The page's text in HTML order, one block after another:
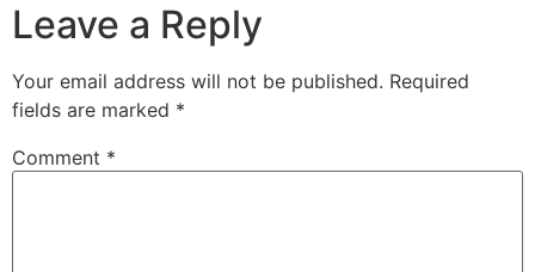
Leave a Reply
Your email address will not be published. Required
fields are marked *
Comment *